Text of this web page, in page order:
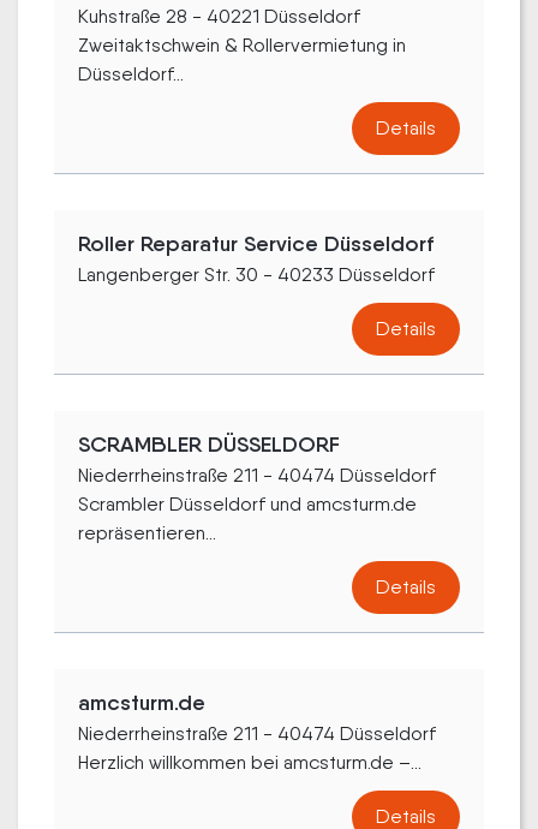
Kuhstraße 28 - 40221 Düsseldorf
Zweitaktschwein & Rollervermietung in
Düsseldorf...
Details
Roller Reparatur Service Düsseldorf
Langenberger Str. 30 - 40233 Düsseldorf
Details
SCRAMBLER DÜSSELDORF
Niederrheinstraße 211 - 40474 Düsseldorf
Scrambler Düsseldorf und amcsturm.de
repräsentieren...
Details
amcsturm.de
Niederrheinstraße 211 - 40474 Düsseldorf
Herzlich willkommen bei amcsturm.de –...
Details